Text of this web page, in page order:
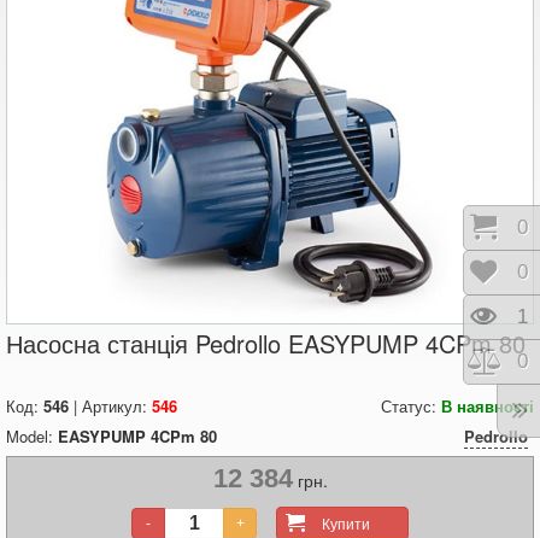
Насосна станція Pedrollo EASYPUMP 4CPm 80
Код: 546 | Артикул: 546 Статус: В наявності
Model: EASYPUMP 4CPm 80 Pedrollo
12 384грн.
Купити
- +
0
0
1
0